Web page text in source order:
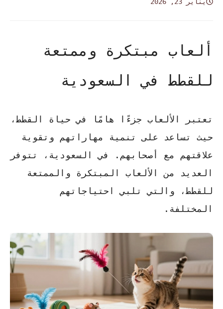
ألعاب مبتكرة وممتعة
للقطط في السعودية
تعتبر الألعاب جزءًا هامًا في حياة القطط،
حيث تساعد على تنمية مهاراتهم وتقوية
علاقتهم مع أصحابهم. في السعودية، تتوفر
العديد من الألعاب المبتكرة والممتعة
للقطط، والتي تلبي احتياجاتهم
المختلفة.